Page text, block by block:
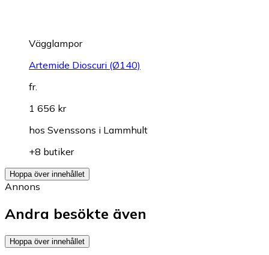
Vägglampor
Artemide Dioscuri (Ø140)
fr.
1 656 kr
hos Svenssons i Lammhult
+8 butiker
Hoppa över innehållet
Annons
Andra besökte även
Hoppa över innehållet